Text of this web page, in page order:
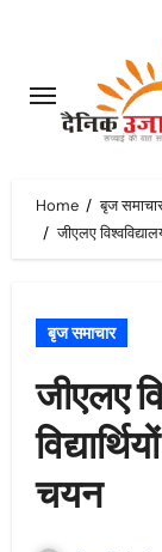
content
Home
बृज
जीएलए
बृज समाचार
जीएलए
चयन